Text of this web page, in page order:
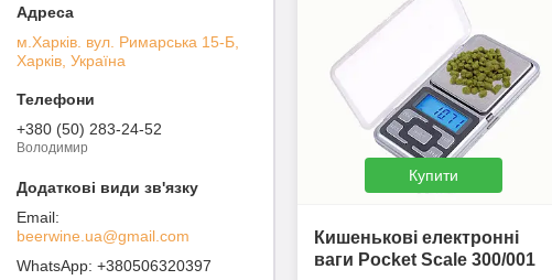
Купити
Кишенькові електронні
ваги Pocket Scale 300/001
м.Харків. вул. Римарська 15-Б,
Харків, Україна
+380 (50) 283-24-52
Володимир
beerwine.ua@gmail.com
+380506320397